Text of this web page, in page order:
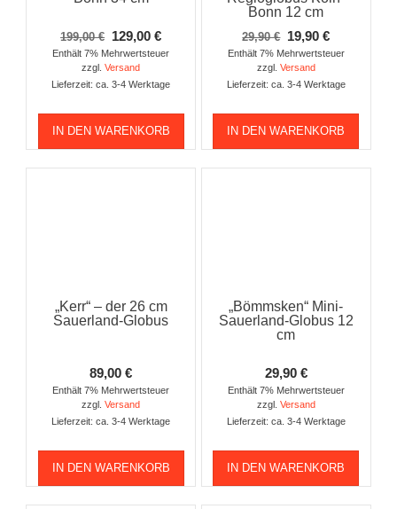
199,00€ Ursprünglicher
Preis
war:
199,00 €
129,00€Aktueller
Preis
129,00 €.
Enthält 7% Mehrwertsteuer
zzgl.Versand
Lieferzeit: ca. 3-4 Werktage
IN DEN WARENKORB
Bonn 12 cm
29,90€ Ursprünglicher
Preis
war:
19,90€Aktueller
Preis
19,90 €.
Enthält 7% Mehrwertsteuer
zzgl. Versand
Lieferzeit: ca. 3-4 Werktage
IN DEN WARENKORB
„Kerr“ – der 26 cm
Sauerland-Globus
89,00€
Enthält 7% Mehrwertsteuer
zzgl.Versand
Lieferzeit: ca. 3-4 Werktage
IN DEN WARENKORB
„Bömmsken“ Mini-
Sauerland-Globus 12
cm
29,90 €
Enthält 7% Mehrwertsteuer
zzgl. Versand
Lieferzeit: ca. 3-4 Werktage
IN DEN WARENKORB